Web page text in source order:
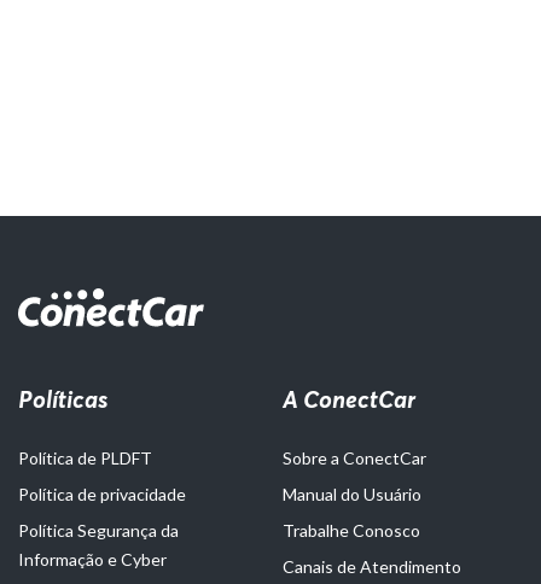
Políticas
Política de PLDFT
Política de privacidade
Política Segurança da
Informação e Cyber
A ConectCar
Sobre a ConectCar
Manual do Usuário
Trabalhe Conosco
Canais de Atendimento